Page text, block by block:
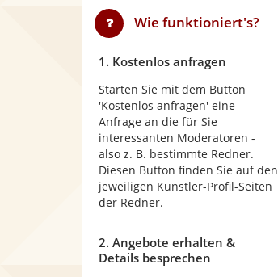
Wie funktioniert's?
1. Kostenlos anfragen
Starten Sie mit dem Button
'Kostenlos anfragen' eine
Anfrage an die für Sie
interessanten Moderatoren -
also z. B. bestimmte Redner.
Diesen Button finden Sie auf den
jeweiligen Künstler-Profil-Seiten
der Redner.
2. Angebote erhalten &
Details besprechen